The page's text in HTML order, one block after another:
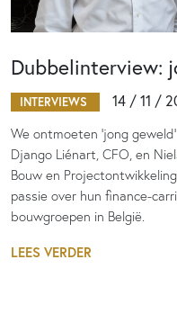
Dubbelinterview:
INTERVIEWS 14 / 11 /
We ontmoeten ‘jong
Django Liénart, CFO, en
Bouw en
passie over hun finance-
bouwgroepen in België.
LEES VERDER